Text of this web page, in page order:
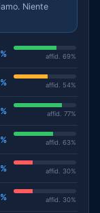
Niente
affid. 69%
affid. 54%
affid. 77%
affid. 63%
affid. 30%
affid. 30%